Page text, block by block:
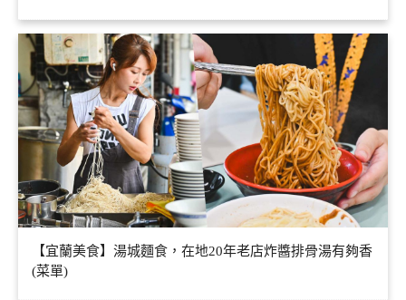
【宜蘭美食】湯城麵食，在地20年老店炸醬排骨湯有夠香
(菜單)